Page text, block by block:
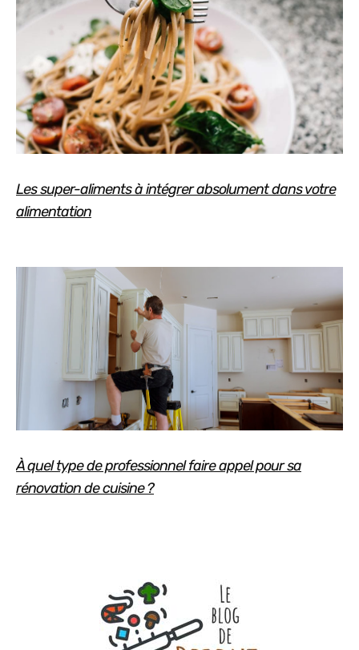
Les super-aliments à intégrer absolument dans votre
alimentation
À quel type de professionnel faire appel pour sa
rénovation de cuisine ?